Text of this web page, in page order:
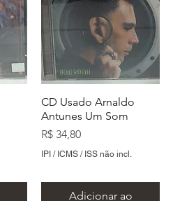
CD Usado Arnaldo
Antunes Um Som
Preço
R$ 34,80
IPI / ICMS / ISS não incl.
Adicionar ao